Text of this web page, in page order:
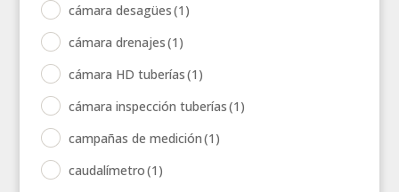
cámara desagües(1)
cámara drenajes(1)
cámara HD tuberías(1)
cámara inspección tuberías(1)
campañas de medición(1)
caudalímetro(1)